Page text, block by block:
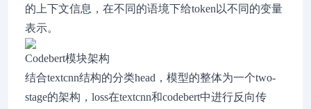
的上下文信息，在不同的语境下给token以不同的变量
表示。
Codebert模块架构
结合textcnn结构的分类head，模型的整体为一个two-
stage的架构，loss在textcnn和codebert中进行反向传